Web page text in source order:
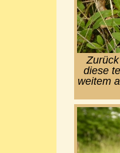
diese
weitem